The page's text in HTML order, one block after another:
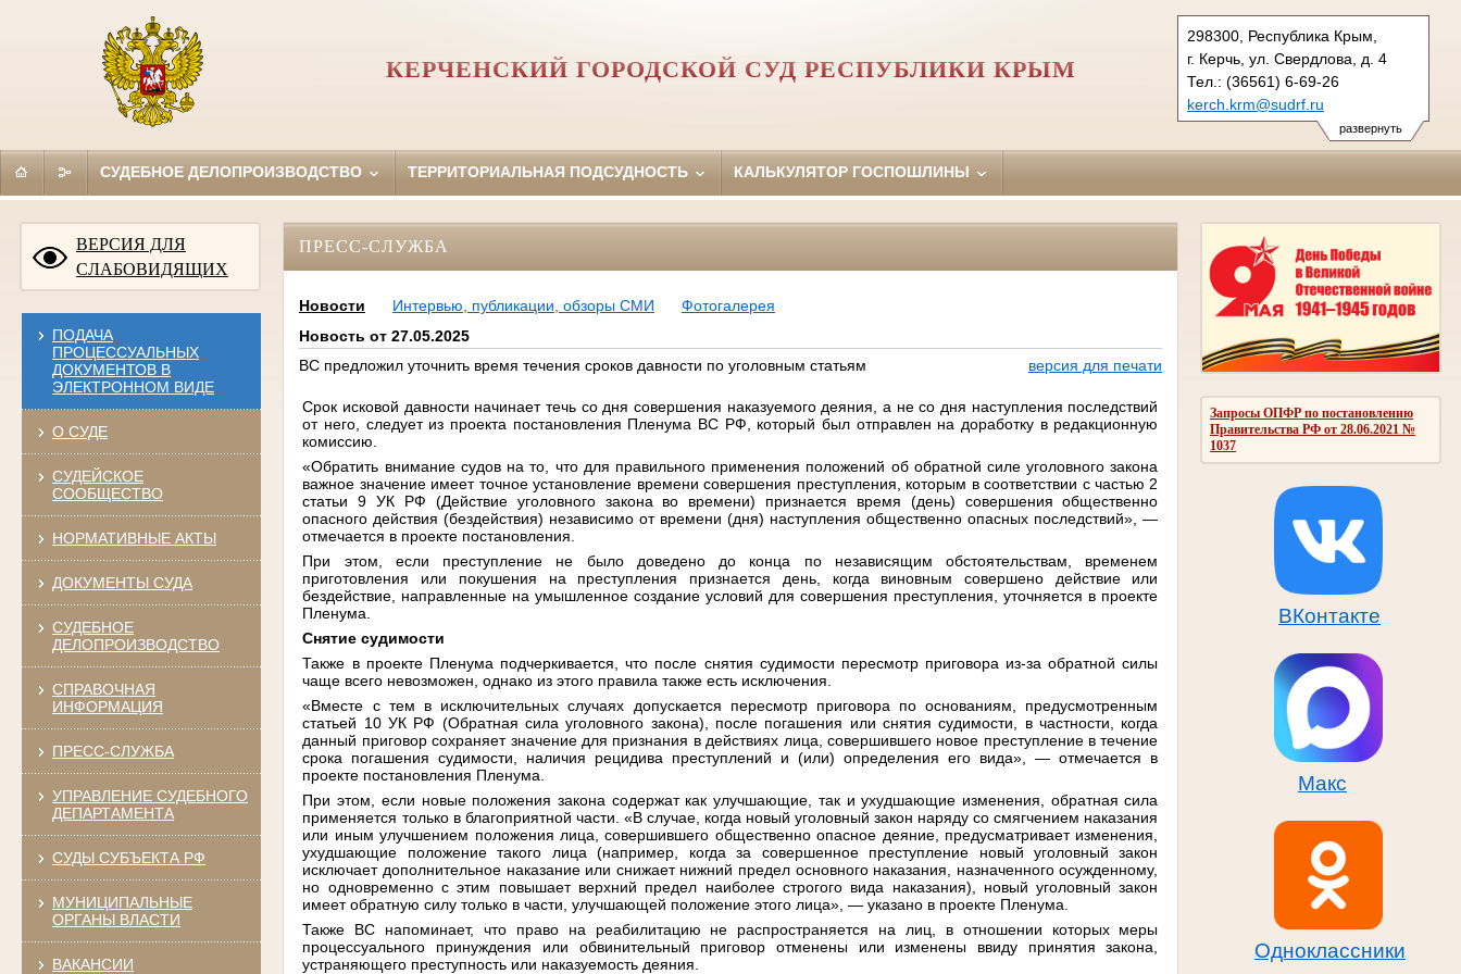
развернуть
298300, Республика Крым,
г. Керчь, ул. Свердлова, д. 4
Тел.: (36561) 6-69-26
kerch.krm@sudrf.ru
КЕРЧЕНСКИЙ ГОРОДСКОЙ СУД РЕСПУБЛИКИ КРЫМ
СУДЕБНОЕ ДЕЛОПРОИЗВОДСТВО ТЕРРИТОРИАЛЬНАЯ ПОДСУДНОСТЬ КАЛЬКУЛЯТОР ГОСПОШЛИНЫ
ВЕРСИЯ ДЛЯ
СЛАБОВИДЯЩИХ
ПОДАЧА
ПРОЦЕССУАЛЬНЫХ
ДОКУМЕНТОВ В
ЭЛЕКТРОННОМ ВИДЕ
О СУДЕ
СУДЕЙСКОЕ
СООБЩЕСТВО
НОРМАТИВНЫЕ АКТЫ
ДОКУМЕНТЫ СУДА
СУДЕБНОЕ
ДЕЛОПРОИЗВОДСТВО
СПРАВОЧНАЯ
ИНФОРМАЦИЯ
ПРЕСС-СЛУЖБА
УПРАВЛЕНИЕ СУДЕБНОГО
ДЕПАРТАМЕНТА
СУДЫ СУБЪЕКТА РФ
МУНИЦИПАЛЬНЫЕ
ОРГАНЫ ВЛАСТИ
ВАКАНСИИ
Запросы ОПФР по постановлению
Правительства РФ от 28.06.2021 №
1037
ВКонтакте
Макс
Одноклассники
ПРЕСС-СЛУЖБА
Новости Интервью, публикации, обзоры СМИ
Фотогалерея
Новость от 27.05.2025
ВС предложил уточнить время течения сроков давности по уголовным статьям
версия для печати
Срок исковой давности начинает течь со дня совершения наказуемого деяния, а не со дня наступления последствий
от него, следует из проекта постановления Пленума ВС РФ, который был отправлен на доработку в редакционную
комиссию.
«Обратить внимание судов на то, что для правильного применения положений об обратной силе уголовного закона
важное значение имеет точное установление времени совершения преступления, которым в соответствии с частью 2
статьи 9 УК РФ (Действие уголовного закона во времени) признается время (день) совершения общественно
опасного действия (бездействия) независимо от времени (дня) наступления общественно опасных последствий», —
отмечается в проекте постановления.
При этом, если преступление не было доведено до конца по независящим обстоятельствам, временем
приготовления или покушения на преступления признается день, когда виновным совершено действие или
бездействие, направленные на умышленное создание условий для совершения преступления, уточняется в проекте
Пленума.
Снятие судимости
Также в проекте Пленума подчеркивается, что после снятия судимости пересмотр приговора из-за обратной силы
чаще всего невозможен, однако из этого правила также есть исключения.
«Вместе с тем в исключительных случаях допускается пересмотр приговора по основаниям, предусмотренным
статьей 10 УК РФ (Обратная сила уголовного закона), после погашения или снятия судимости, в частности, когда
данный приговор сохраняет значение для признания в действиях лица, совершившего новое преступление в течение
срока погашения судимости, наличия рецидива преступлений и (или) определения его вида», — отмечается в
проекте постановления Пленума.
При этом, если новые положения закона содержат как улучшающие, так и ухудшающие изменения, обратная сила
применяется только в благоприятной части. «В случае, когда новый уголовный закон наряду со смягчением наказания
или иным улучшением положения лица, совершившего общественно опасное деяние, предусматривает изменения,
ухудшающие положение такого лица (например, когда за совершенное преступление новый уголовный закон
исключает дополнительное наказание или снижает нижний предел основного наказания, назначенного осужденному,
но одновременно с этим повышает верхний предел наиболее строгого вида наказания), новый уголовный закон
имеет обратную силу только в части, улучшающей положение этого лица», — указано в проекте Пленума.
Также ВС напоминает, что право на реабилитацию не распространяется на лиц, в отношении которых меры
процессуального принуждения или обвинительный приговор отменены или изменены ввиду принятия закона,
устраняющего преступность или наказуемость деяния.